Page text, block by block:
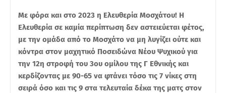
Με φόρα και στο 2023 η Ελευθερία Μοσχάτου! Η
Ελευθερία σε καμία περίπτωση δεν αστειεύεται φέτος,
με την ομάδα από το Μοσχάτο να μη λυγίζει ούτε και
κόντρα στον μαχητικό Ποσειδώνα Νέου Ψυχικού για
την 12η στροφή του 3ου ομίλου της Γ Εθνικής και
κερδίζοντας με 90-65 να φτάνει τόσο τις 7 νίκες στη
σειρά όσο και τις 9 στα τελευταία δέκα της ματς στον